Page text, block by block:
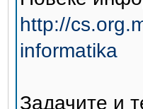
http://
informatika
Задачите и